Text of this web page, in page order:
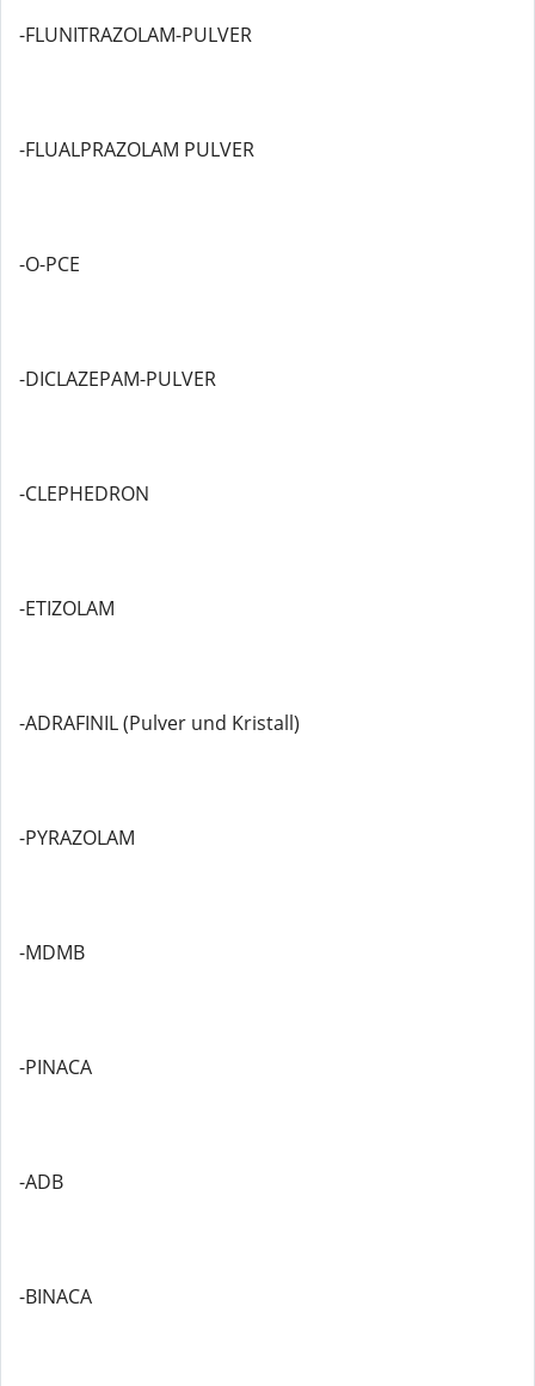
-FLUNITRAZOLAM-PULVER
-FLUALPRAZOLAM PULVER
-O-PCE
-DICLAZEPAM-PULVER
-CLEPHEDRON
-ETIZOLAM
-ADRAFINIL (Pulver und Kristall)
-PYRAZOLAM
-MDMB
-PINACA
-ADB
-BINACA